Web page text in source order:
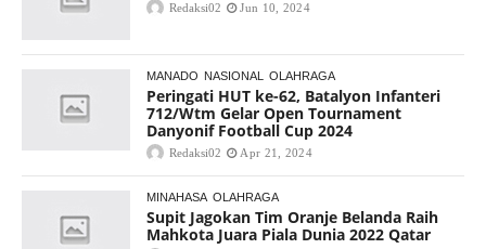
Redaksi02 Jun 10, 2024
MANADO NASIONAL OLAHRAGA
Peringati HUT ke-62, Batalyon Infanteri
712/Wtm Gelar Open Tournament
Danyonif Football Cup 2024
Redaksi02 Apr 21, 2024
MINAHASA OLAHRAGA
Supit Jagokan Tim Oranje Belanda Raih
Mahkota Juara Piala Dunia 2022 Qatar